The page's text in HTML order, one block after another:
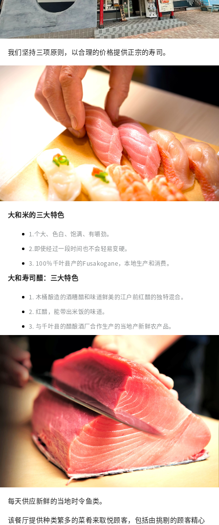
我们坚持三项原则，以合理的价格提供正宗的寿司。
大和米的三大特色
1.个大、色白、饱满、有嚼劲。
2.即使经过一段时间也不会轻易变硬。
3. 100％千叶县产的Fusakogane，本地生产和消费。
大和寿司醋：三大特色
1. 木桶酿造的酒糟醋和味道鲜美的江户前红醋的独特混合。
2. 红醋，能带出米饭的味道。
3. 与千叶县的醋酿酒厂合作生产的当地产新鲜农产品。
每天供应新鲜的当地时令鱼类。
该餐厅提供种类繁多的菜肴来取悦顾客，包括由挑剔的顾客精心